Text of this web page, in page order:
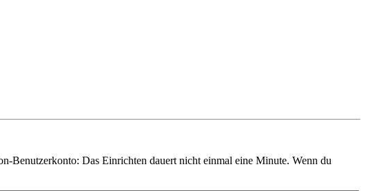
Benutzerkonto: Das Einrichten dauert nicht einmal eine Minute. Wenn du